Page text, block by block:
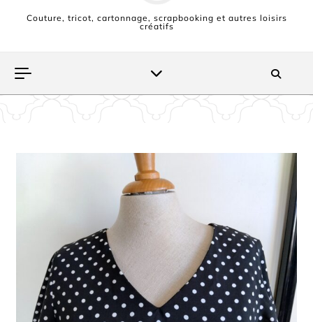
Couture, tricot, cartonnage, scrapbooking et autres loisirs
créatifs